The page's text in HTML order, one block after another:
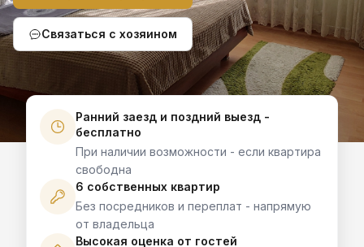
Связаться с хозяином
Ранний заезд и поздний выезд -
бесплатно
При наличии возможности - если квартира
свободна
6 собственных квартир
Без посредников и переплат - напрямую
от владельца
Высокая оценка от гостей